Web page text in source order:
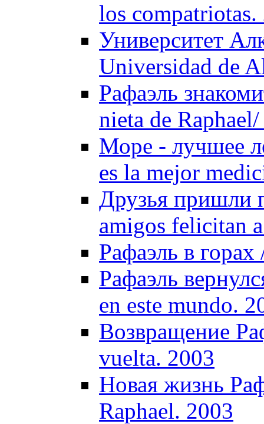
los compatriotas.
Университет
Universidad de
Рафаэль
nieta de
Море - лучшее
es la mejor
Друзья пришли
amigos felicitan
Рафаэль в
Рафаэль
en este mundo.
Возвращение
vuelta. 2003
Новая жизнь
Raphael. 2003